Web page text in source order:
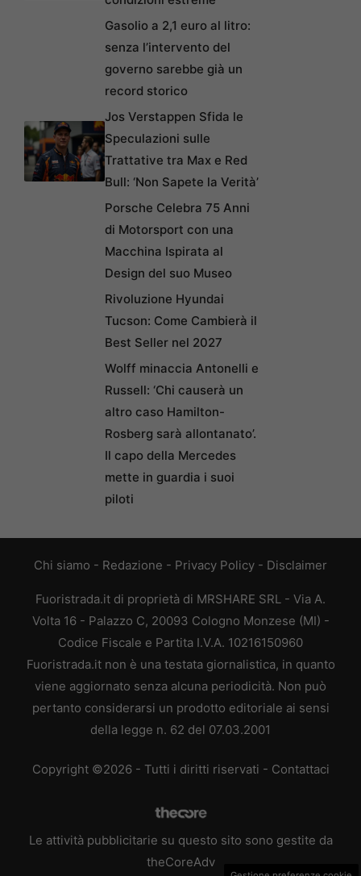
Gasolio a 2,1 euro al litro:
senza l’intervento del
governo sarebbe già un
record storico
Jos Verstappen Sfida le
Speculazioni sulle
Trattative tra Max e Red
Bull: ‘Non Sapete la Verità’
Porsche Celebra 75 Anni
di Motorsport con una
Macchina Ispirata al
Design del suo Museo
Rivoluzione Hyundai
Tucson: Come Cambierà il
Best Seller nel 2027
Wolff minaccia Antonelli e
Russell: ‘Chi causerà un
altro caso Hamilton-
Rosberg sarà allontanato’.
Il capo della Mercedes
mette in guardia i suoi
piloti
Chi siamo - Redazione - Privacy Policy - Disclaimer
Fuoristrada.it di proprietà di MRSHARE SRL - Via A.
Volta 16 - Palazzo C, 20093 Cologno Monzese (MI) -
Codice Fiscale e Partita I.V.A. 10216150960
Fuoristrada.it non è una testata giornalistica, in quanto
viene aggiornato senza alcuna periodicità. Non può
pertanto considerarsi un prodotto editoriale ai sensi
della legge n. 62 del 07.03.2001
Copyright ©2026 - Tutti i diritti riservati - Contattaci
Le attività pubblicitarie su questo sito sono gestite da
theCoreAdv